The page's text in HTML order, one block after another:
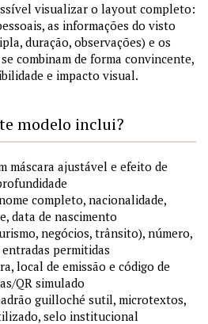
visualizar o layout completo:
as informações do visto
duração, observações) e os
combinam de forma convincente,
e impacto visual.
modelo inclui?
máscara ajustável e efeito de
completo, nacionalidade,
data de nascimento
negócios, trânsito), número,
permitidas
local de emissão e código de
QR simulado
guilloché sutil, microtextos,
selo institucional